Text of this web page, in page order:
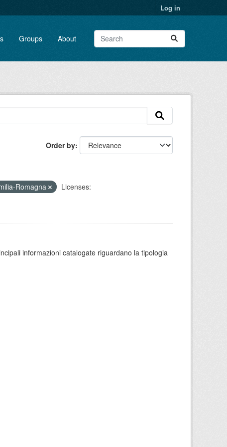
Log in
Groups About
Order by
Romagna
Licenses:
informazioni catalogate riguardano la tipologia